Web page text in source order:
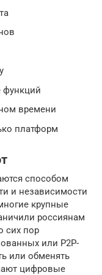
функций
времени
платформ
способом
и независимости
крупные
россиянам
сих пор
или P2P-
или обменять
цифровые